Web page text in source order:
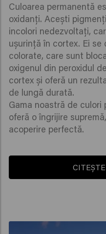
Culoarea permanentă
oxidanți. Acești
incolori nedezvoltați,
ușurință în cortex. Ei se
colorate, care sunt
oxigenul din peroxidul
cortex și oferă un
de lungă durată.
Gama noastră de
oferă o îngrijire
acoperire perfectă.